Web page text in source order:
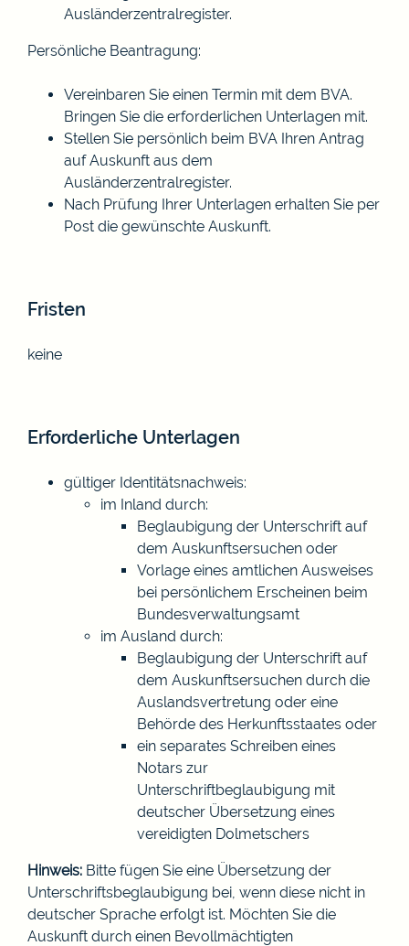
Ausländerzentralregister.
Persönliche Beantragung:
Vereinbaren Sie einen Termin mit dem BVA.
Bringen Sie die erforderlichen Unterlagen mit.
Stellen Sie persönlich beim BVA Ihren Antrag
auf Auskunft aus dem
Ausländerzentralregister.
Nach Prüfung Ihrer Unterlagen erhalten Sie per
Post die gewünschte Auskunft.
Fristen
keine
Erforderliche Unterlagen
gültiger Identitätsnachweis:
im Inland durch:
Beglaubigung der Unterschrift auf
dem Auskunftsersuchen oder
Vorlage eines amtlichen Ausweises
bei persönlichem Erscheinen beim
Bundesverwaltungsamt
im Ausland durch:
Beglaubigung der Unterschrift auf
dem Auskunftsersuchen durch die
Auslandsvertretung oder eine
Behörde des Herkunftsstaates oder
ein separates Schreiben eines
Notars zur
Unterschriftbeglaubigung mit
deutscher Übersetzung eines
vereidigten Dolmetschers
Hinweis: Bitte fügen Sie eine Übersetzung der
Unterschriftsbeglaubigung bei, wenn diese nicht in
deutscher Sprache erfolgt ist. Möchten Sie die
Auskunft durch einen Bevollmächtigten